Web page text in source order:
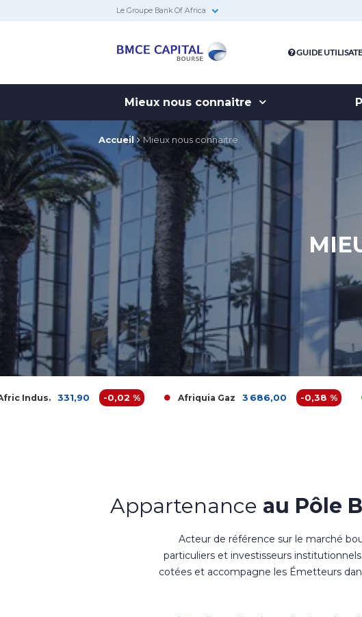
Le Groupe Bank Of Africa
Bourse
GUIDE
Mieux nous connaitre
Accueil Mieux nous connaitre
-0,02 % Afriquia Gaz 3 686,00 -0,38 % Agma 6
Appartenance au Pôle
Acteur de référence sur le marché
particuliers et investisseurs
cotées et accompagne les Émetteurs